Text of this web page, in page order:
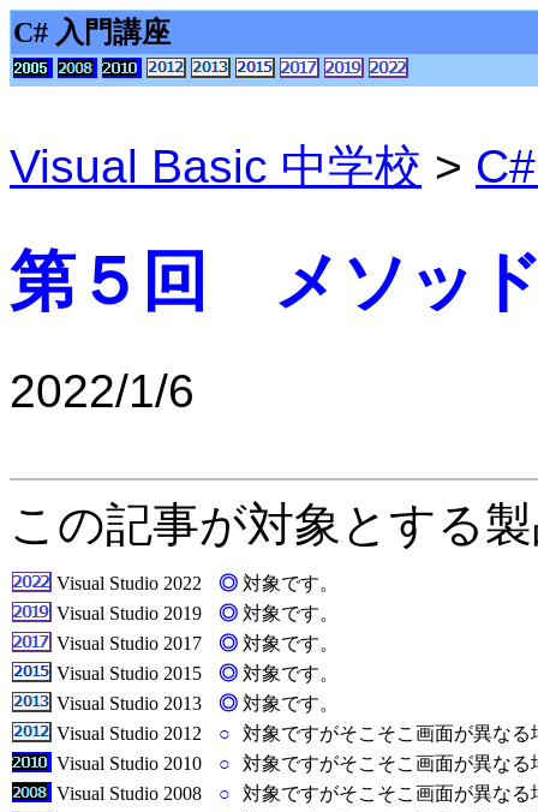
C# 入門講座
Visual Basic 中学校 >
第５回 メソッ
2022/1/6
この記事が対象とする
Visual Studio 2022 ◎ 対象です。
Visual Studio 2019
◎ 対象です。
Visual Studio 2017
◎ 対象です。
Visual Studio 2015
◎ 対象です。
Visual Studio 2013
◎ 対象です。
Visual Studio 2012
○
対象ですがそこそこ画面が異なる
Visual Studio 2010
○
対象ですがそこそこ画面が異なる
Visual Studio 2008
○
対象ですがそこそこ画面が異なる